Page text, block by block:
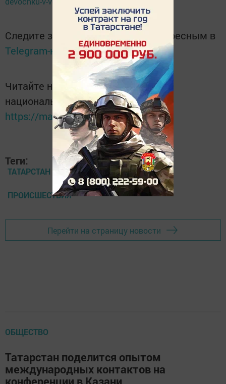
Следите за самым важным и интересным в
Telegram-каналеТатмедиа
Читайте новости Татарстана в
национальном мессенджере MАХ:
https://max.ru/tatmedia
Теги:
ТАТАРСТАН
ПРОИСШЕСТВИЯ
Перейти на страницу новости
ОБЩЕСТВО
Татарстан поделится опытом
международных контактов на